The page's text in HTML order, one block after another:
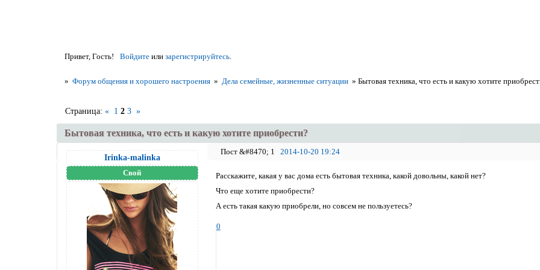
Привет, Гость! Войдитеили зарегистрируйтесь.
» Форум общения и хорошего настроения » Дела семейные, жизненные ситуации »Бытовая техника, что есть и какую хотите
Бытовая техника, что есть и какую хотите приобрести?
Страница:« 1 2 3 »
1 2014-10-20 19:24
Irinka-malinka
Свой
Расскажите, какая у вас дома есть бытовая техника, какой довольны, какой нет?
Что еще хотите приобрести?
А есть такая какую приобрели, но совсем не пользуетесь?
0